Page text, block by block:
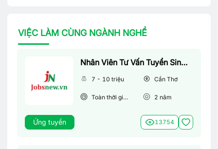
VIỆC LÀM CÙNG NGÀNH NGHỀ
Nhân Viên Tư Vấn Tuyển Sinh (Làm Việc Tại Văn Phòng)
7 - 10 triệu Cần Thơ
Toàn thời gian 2 năm
Ứng tuyển 13754